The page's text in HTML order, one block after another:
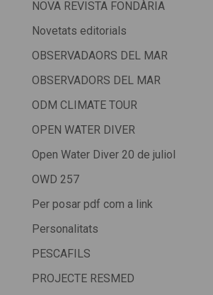
NOVA REVISTA FONDÀRIA
Novetats editorials
OBSERVADAORS DEL MAR
OBSERVADORS DEL MAR
ODM CLIMATE TOUR
OPEN WATER DIVER
Open Water Diver 20 de juliol
OWD 257
Per posar pdf com a link
Personalitats
PESCAFILS
PROJECTE RESMED